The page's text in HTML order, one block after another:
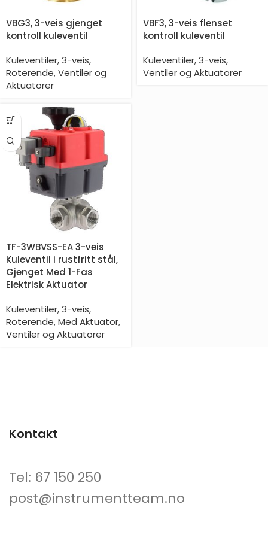
VBG3, 3-veis gjenget
kontroll kuleventil
Kuleventiler,3-veis,
Roterende,Ventiler og
Aktuatorer
VBF3, 3-veis flenset
kontroll kuleventil
Kuleventiler,3-veis,
Ventiler og Aktuatorer
TF-3WBVSS-EA 3-veis
Kuleventil i rustfritt stål,
Gjenget Med 1-Fas
Elektrisk Aktuator
Kuleventiler,3-veis,
Roterende,Med Aktuator,
Ventiler og Aktuatorer
Kontakt
Tel: 67 150 250
post@instrumentteam.no